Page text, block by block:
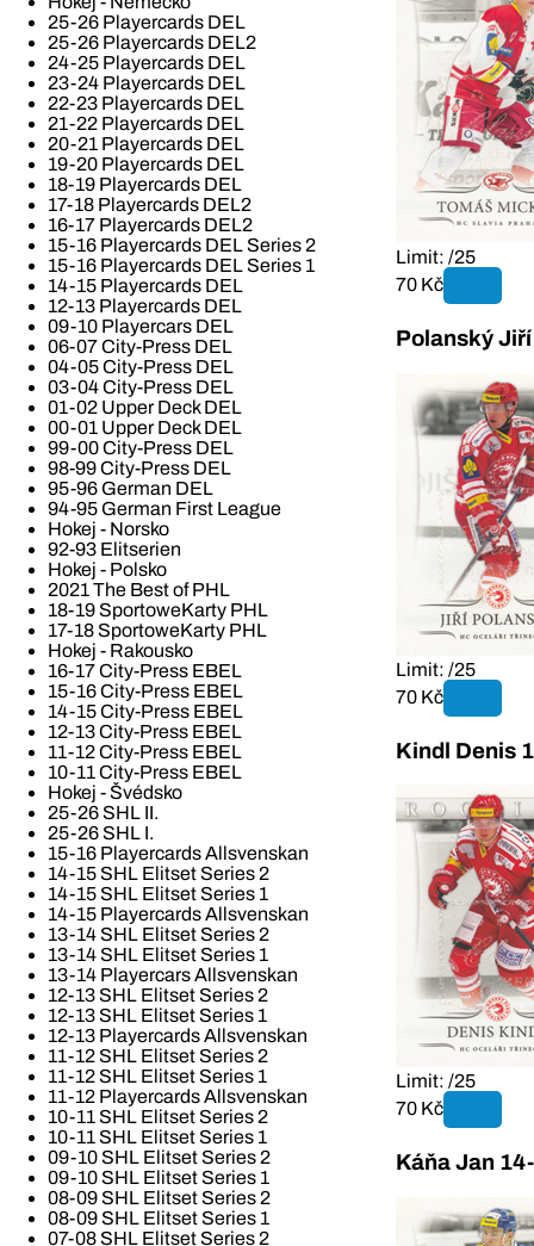
25-26 Playercards DEL
25-26 Playercards DEL2
24-25 Playercards DEL
23-24 Playercards DEL
22-23 Playercards DEL
21-22 Playercards DEL
20-21 Playercards DEL
19-20 Playercards DEL
18-19 Playercards DEL
17-18 Playercards DEL2
16-17 Playercards DEL2
15-16 Playercards DEL Series 2
15-16 Playercards DEL Series 1
14-15 Playercards DEL
12-13 Playercards DEL
09-10 Playercars DEL
06-07 City-Press DEL
04-05 City-Press DEL
03-04 City-Press DEL
01-02 Upper Deck DEL
00-01 Upper Deck DEL
99-00 City-Press DEL
98-99 City-Press DEL
95-96 German DEL
94-95 German First League
Hokej - Norsko
92-93 Elitserien
Hokej - Polsko
2021 The Best of PHL
18-19 SportoweKarty PHL
17-18 SportoweKarty PHL
Hokej - Rakousko
16-17 City-Press EBEL
15-16 City-Press EBEL
14-15 City-Press EBEL
12-13 City-Press EBEL
11-12 City-Press EBEL
10-11 City-Press EBEL
Hokej - Švédsko
25-26 SHL II.
25-26 SHL I.
15-16 Playercards Allsvenskan
14-15 SHL Elitset Series 2
14-15 SHL Elitset Series 1
14-15 Playercards Allsvenskan
13-14 SHL Elitset Series 2
13-14 SHL Elitset Series 1
13-14 Playercars Allsvenskan
12-13 SHL Elitset Series 2
12-13 SHL Elitset Series 1
12-13 Playercards Allsvenskan
11-12 SHL Elitset Series 2
11-12 SHL Elitset Series 1
11-12 Playercards Allsvenskan
10-11 SHL Elitset Series 2
10-11 SHL Elitset Series 1
09-10 SHL Elitset Series 2
09-10 SHL Elitset Series 1
08-09 SHL Elitset Series 2
08-09 SHL Elitset Series 1
07-08 SHL Elitset Series 2
Limit: /25
70 Kč
Polanský
Limit: /25
70 Kč
Kindl Denis
Limit: /25
70 Kč
Káňa Jan